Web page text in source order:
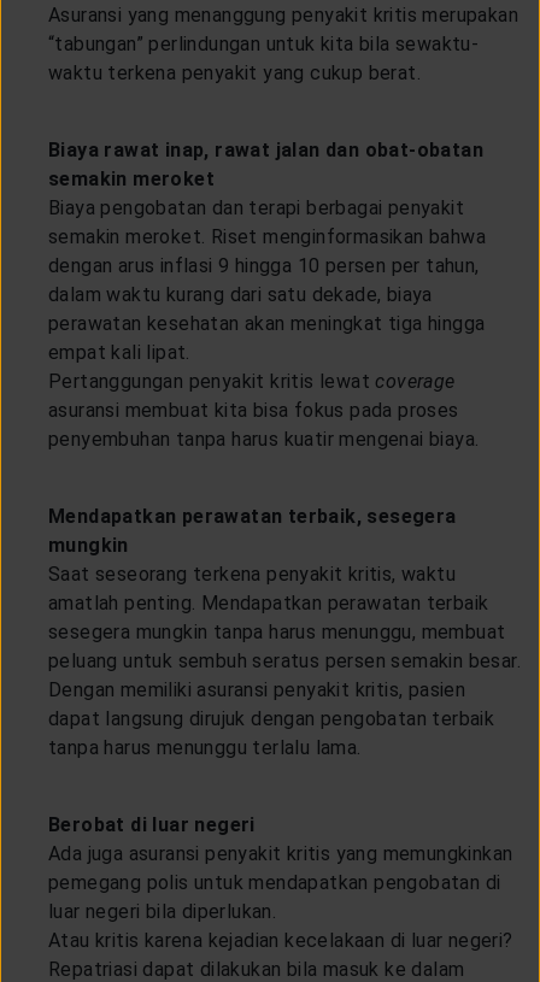
Asuransi yang menanggung penyakit kritis merupakan
“tabungan” perlindungan untuk kita bila sewaktu-
waktu terkena penyakit yang cukup berat.
Biaya rawat inap, rawat jalan dan obat-obatan
semakin meroket
Biaya pengobatan dan terapi berbagai penyakit
semakin meroket. Riset menginformasikan bahwa
dengan arus inflasi 9 hingga 10 persen per tahun,
dalam waktu kurang dari satu dekade, biaya
perawatan kesehatan akan meningkat tiga hingga
empat kali lipat.
Pertanggungan penyakit kritis lewat coverage
asuransi membuat kita bisa fokus pada proses
penyembuhan tanpa harus kuatir mengenai biaya.
Mendapatkan perawatan terbaik, sesegera
mungkin
Saat seseorang terkena penyakit kritis, waktu
amatlah penting. Mendapatkan perawatan terbaik
sesegera mungkin tanpa harus menunggu, membuat
peluang untuk sembuh seratus persen semakin besar.
Dengan memiliki asuransi penyakit kritis, pasien
dapat langsung dirujuk dengan pengobatan terbaik
tanpa harus menunggu terlalu lama.
Berobat di luar negeri
Ada juga asuransi penyakit kritis yang memungkinkan
pemegang polis untuk mendapatkan pengobatan di
luar negeri bila diperlukan.
Atau kritis karena kejadian kecelakaan di luar negeri?
Repatriasi dapat dilakukan bila masuk ke dalam